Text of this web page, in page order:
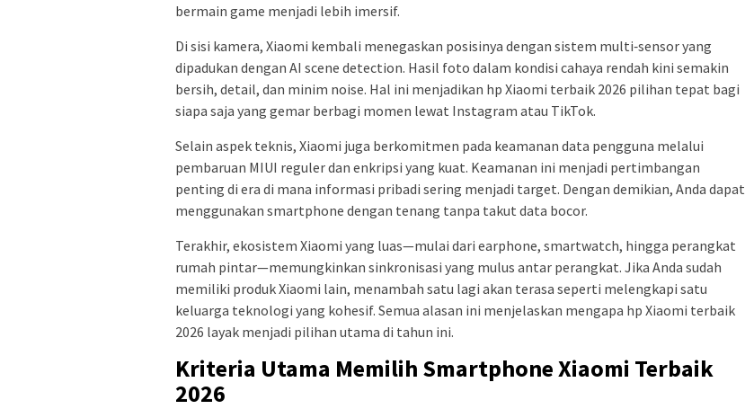
bermain game menjadi lebih imersif.
Di sisi kamera, Xiaomi kembali menegaskan posisinya dengan sistem multi‑sensor yang
dipadukan dengan AI scene detection. Hasil foto dalam kondisi cahaya rendah kini semakin
bersih, detail, dan minim noise. Hal ini menjadikan hp Xiaomi terbaik 2026 pilihan tepat bagi
siapa saja yang gemar berbagi momen lewat Instagram atau TikTok.
Selain aspek teknis, Xiaomi juga berkomitmen pada keamanan data pengguna melalui
pembaruan MIUI reguler dan enkripsi yang kuat. Keamanan ini menjadi pertimbangan
penting di era di mana informasi pribadi sering menjadi target. Dengan demikian, Anda dapat
menggunakan smartphone dengan tenang tanpa takut data bocor.
Terakhir, ekosistem Xiaomi yang luas—mulai dari earphone, smartwatch, hingga perangkat
rumah pintar—memungkinkan sinkronisasi yang mulus antar perangkat. Jika Anda sudah
memiliki produk Xiaomi lain, menambah satu lagi akan terasa seperti melengkapi satu
keluarga teknologi yang kohesif. Semua alasan ini menjelaskan mengapa hp Xiaomi terbaik
2026 layak menjadi pilihan utama di tahun ini.
Kriteria Utama Memilih Smartphone Xiaomi Terbaik
2026